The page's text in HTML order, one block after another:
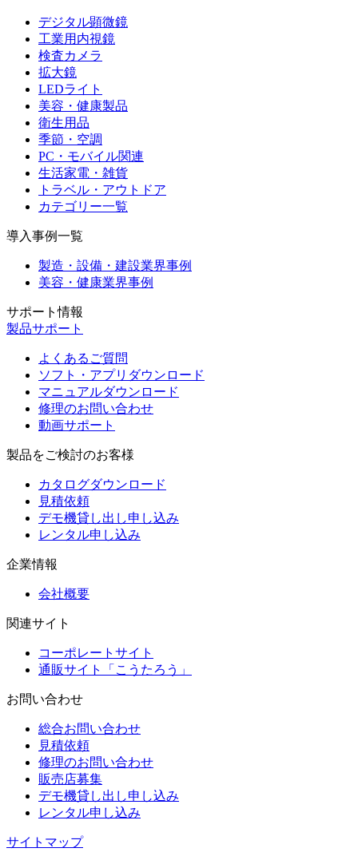
デジタル顕微鏡
工業用内視鏡
検査カメラ
拡大鏡
LEDライト
美容・健康製品
衛生用品
季節・空調
PC・モバイル関連
生活家電・雑貨
トラベル・アウトドア
カテゴリー一覧
導入事例一覧
製造・設備・建設業界事例
美容・健康業界事例
サポート情報
製品サポート
よくあるご質問
ソフト・アプリダウンロード
マニュアルダウンロード
修理のお問い合わせ
動画サポート
製品をご検討のお客様
カタログダウンロード
見積依頼
デモ機貸し出し申し込み
レンタル申し込み
企業情報
会社概要
関連サイト
コーポレートサイト
通販サイト「こうたろう」
お問い合わせ
総合お問い合わせ
見積依頼
修理のお問い合わせ
販売店募集
デモ機貸し出し申し込み
レンタル申し込み
サイトマップ